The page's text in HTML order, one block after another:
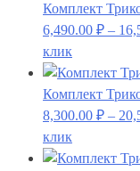
Комплект
6,490.00 ₽ –
клик
Комплект
8,300.00 ₽ –
клик